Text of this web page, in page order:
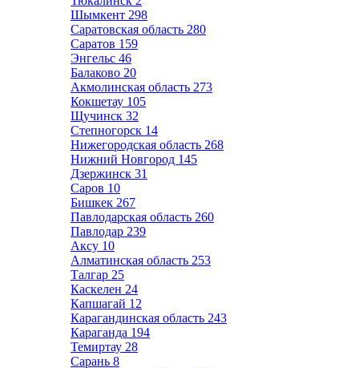
Шымкент 298
Саратовская область 280
Саратов 159
Энгельс 46
Балаково 20
Акмолинская область 273
Кокшетау 105
Щучинск 32
Степногорск 14
Нижегородская область 268
Нижний Новгород 145
Дзержинск 31
Саров 10
Бишкек 267
Павлодарская область 260
Павлодар 239
Аксу 10
Алматинская область 253
Талгар 25
Каскелен 24
Капшагай 12
Карагандинская область 243
Караганда 194
Темиртау 28
Сарань 8